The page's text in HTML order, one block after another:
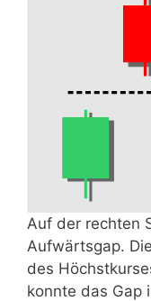
Auf der rechten
Aufwärtsgap.
des
konnte das Gap